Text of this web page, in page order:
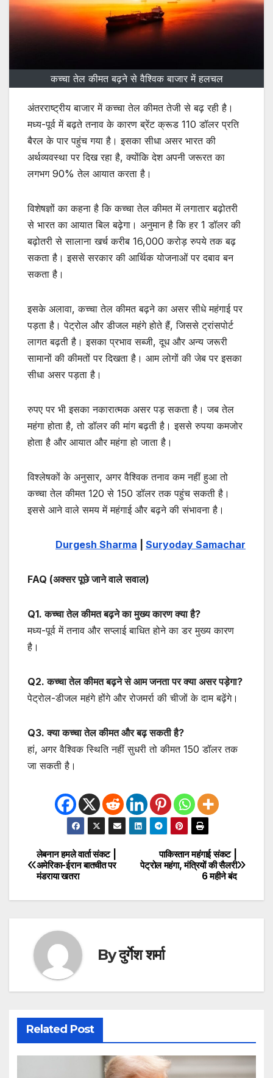
कच्चा तेल कीमत बढ़ने से वैश्विक बाजार में हलचल
अंतरराष्ट्रीय बाजार में कच्चा तेल कीमत तेजी से बढ़ रही है।
मध्य-पूर्व में बढ़ते तनाव के कारण ब्रेंट क्रूड 110 डॉलर प्रति
बैरल के पार पहुंच गया है। इसका सीधा असर भारत की
अर्थव्यवस्था पर दिख रहा है, क्योंकि देश अपनी जरूरत का
लगभग 90% तेल आयात करता है।
विशेषज्ञों का कहना है कि कच्चा तेल कीमत में लगातार बढ़ोतरी
से भारत का आयात बिल बढ़ेगा। अनुमान है कि हर 1 डॉलर की
बढ़ोतरी से सालाना खर्च करीब 16,000 करोड़ रुपये तक बढ़
सकता है। इससे सरकार की आर्थिक योजनाओं पर दबाव बन
सकता है।
इसके अलावा, कच्चा तेल कीमत बढ़ने का असर सीधे महंगाई पर
पड़ता है। पेट्रोल और डीजल महंगे होते हैं, जिससे ट्रांसपोर्ट
लागत बढ़ती है। इसका प्रभाव सब्जी, दूध और अन्य जरूरी
सामानों की कीमतों पर दिखता है। आम लोगों की जेब पर इसका
सीधा असर पड़ता है।
रुपए पर भी इसका नकारात्मक असर पड़ सकता है। जब तेल
महंगा होता है, तो डॉलर की मांग बढ़ती है। इससे रुपया कमजोर
होता है और आयात और महंगा हो जाता है।
विश्लेषकों के अनुसार, अगर वैश्विक तनाव कम नहीं हुआ तो
कच्चा तेल कीमत 120 से 150 डॉलर तक पहुंच सकती है।
इससे आने वाले समय में महंगाई और बढ़ने की संभावना है।
Durgesh Sharma Suryoday Samachar
FAQ (अक्सर पूछे जाने वाले सवाल)
Q1. कच्चा तेल कीमत बढ़ने का मुख्य कारण क्या है?
मध्य-पूर्व में तनाव और सप्लाई बाधित होने का डर मुख्य कारण
है।
Q2. कच्चा तेल कीमत बढ़ने से आम जनता पर क्या असर पड़ेगा?
पेट्रोल-डीजल महंगे होंगे और रोजमर्रा की चीजों के दाम बढ़ेंगे।
Q3. क्या कच्चा तेल कीमत और बढ़ सकती है?
हां, अगर वैश्विक स्थिति नहीं सुधरी तो कीमत 150 डॉलर तक
जा सकती है।
Post
navigation
पाकिस्तान महंगाई संकट |
पेट्रोल महंगा, मंत्रियों की सैलरी
6 महीने बंद
लेबनान हमले वार्ता संकट |
अमेरिका-ईरान बातचीत पर
मंडराया खतरा
Byदुर्गेश शर्मा
Related Post